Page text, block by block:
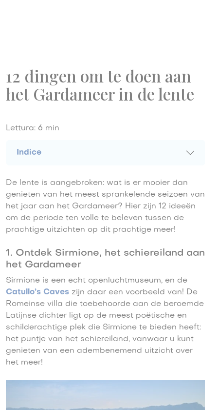
12 dingen om te doen aan
het Gardameer in de lente
Lettura: 6 min
Indice
De lente is aangebroken: wat is er mooier dan
genieten van het meest sprankelende seizoen van
het jaar aan het Gardameer? Hier zijn 12 ideeën
om de periode ten volle te beleven tussen de
prachtige uitzichten op dit prachtige meer!
1. Ontdek Sirmione, het schiereiland aan
het Gardameer
Sirmione is een echt openluchtmuseum, en de
Catullo’s Caves zijn daar een voorbeeld van! De
Romeinse villa die toebehoorde aan de beroemde
Latijnse dichter ligt op de meest poëtische en
schilderachtige plek die Sirmione te bieden heeft:
het puntje van het schiereiland, vanwaar u kunt
genieten van een adembenemend uitzicht over
het meer!